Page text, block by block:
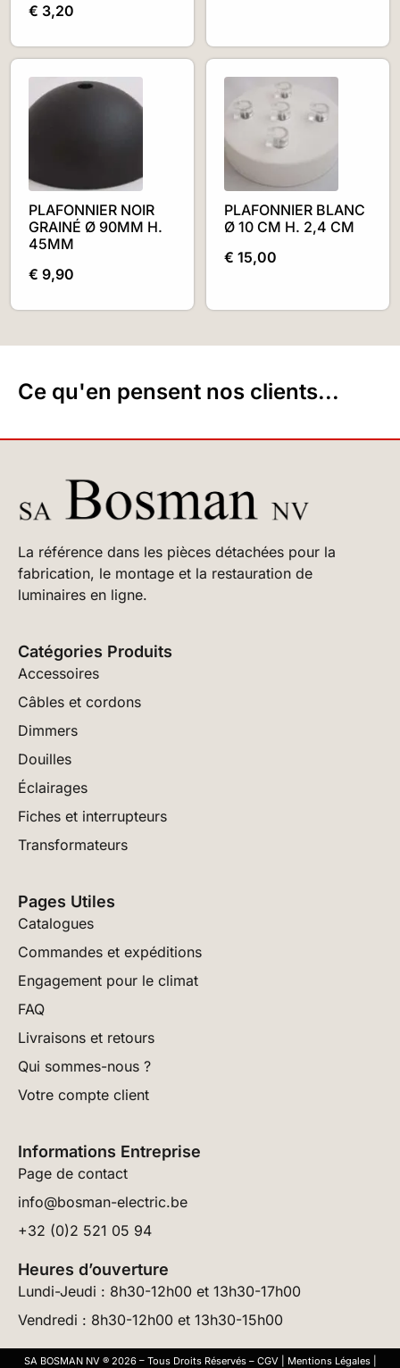
€ 3,20
PLAFONNIER NOIR
GRAINÉ Ø 90MM H.
45MM
€ 9,90
PLAFONNIER BLANC
Ø 10 CM H. 2,4 CM
€ 15,00
Ce qu'en pensent nos clients...
La référence dans les pièces détachées pour la
fabrication, le montage et la restauration de
luminaires en ligne.
Catégories Produits
Accessoires
Câbles et cordons
Dimmers
Douilles
Éclairages
Fiches et interrupteurs
Transformateurs
Pages Utiles
Catalogues
Commandes et expéditions
Engagement pour le climat
FAQ
Livraisons et retours
Qui sommes-nous ?
Votre compte client
Informations Entreprise
Page de contact
info@bosman-electric.be
+32 (0)2 521 05 94
Heures d’ouverture
Lundi-Jeudi : 8h30-12h00 et 13h30-17h00
Vendredi : 8h30-12h00 et 13h30-15h00
SA BOSMAN NV ® 2026 – Tous Droits Réservés – CGV| Mentions Légales|